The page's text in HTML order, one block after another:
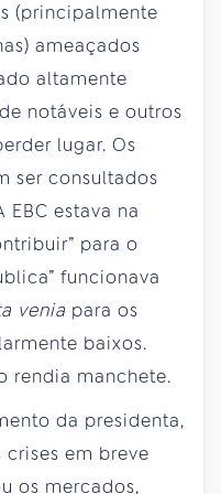
(principalmente
ameaçados
altamente
notáveis e outros
lugar. Os
ser consultados
EBC estava na
para o
funcionava
venia para os
baixos.
rendia manchete.
da presidenta,
em breve
os mercados,